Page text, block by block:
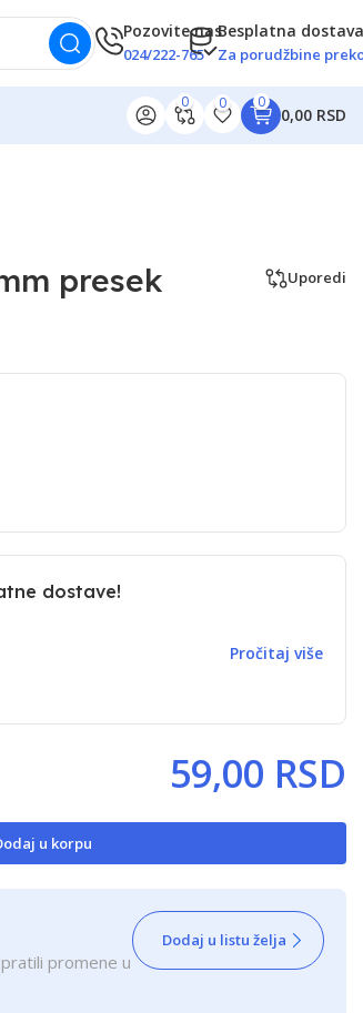
Pozovite nas
024/222-765
Besplatna
Za porudžbine
0 0 0
0,00 RSD
presek Uporedi
dostave!
Pročitaj više
59,00 RSD
u korpu
promene u
Dodaj u listu želja